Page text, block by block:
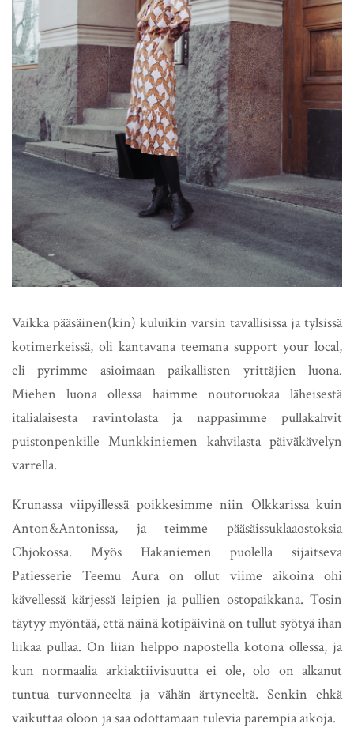
Vaikka pääsäinen(kin) kuluikin varsin tavallisissa ja tylsissä
kotimerkeissä, oli kantavana teemana support your local,
eli pyrimme asioimaan paikallisten yrittäjien luona.
Miehen luona ollessa haimme noutoruokaa läheisestä
italialaisesta ravintolasta ja nappasimme pullakahvit
puistonpenkille Munkkiniemen kahvilasta päiväkävelyn
varrella.
Krunassa viipyillessä poikkesimme niin Olkkarissa kuin
Anton&Antonissa, ja teimme pääsäissuklaaostoksia
Chjokossa. Myös Hakaniemen puolella sijaitseva
Patiesserie Teemu Aura on ollut viime aikoina ohi
kävellessä kärjessä leipien ja pullien ostopaikkana. Tosin
täytyy myöntää, että näinä kotipäivinä on tullut syötyä ihan
liikaa pullaa. On liian helppo napostella kotona ollessa, ja
kun normaalia arkiaktiivisuutta ei ole, olo on alkanut
tuntua turvonneelta ja vähän ärtyneeltä. Senkin ehkä
vaikuttaa oloon ja saa odottamaan tulevia parempia aikoja.